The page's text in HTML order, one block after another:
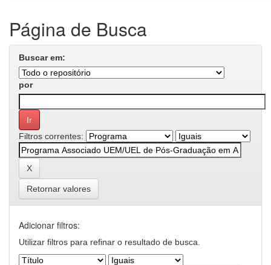
Página de Busca
Buscar em:
por
Filtros correntes:
Retornar valores
Adicionar filtros:
Utilizar filtros para refinar o resultado de busca.